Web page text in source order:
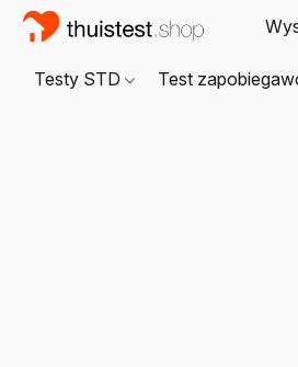
Testy STD Test